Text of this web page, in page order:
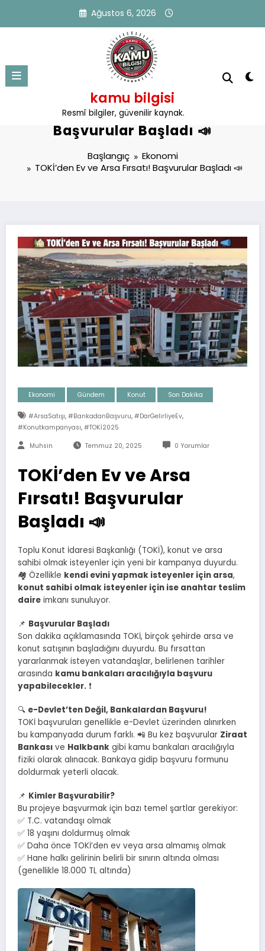
Ağustos 6, 2026
kamu bilgisi
Resmî bilgiler, güvenilir kaynak.
TOKİ’den Ev ve Arsa Fırsatı!
Başvurular Başladı 📣
Başlangıç
Ekonomi
TOKİ’den Ev ve Arsa Fırsatı! Başvurular Başladı 📣
Ekonomi Gündem Konut Son Dakika
#ArsaSatışı, #BankadanBaşvuru, #darGelirliyeEv,
#konutkampanyası, #TOKİ2025
Muhsin Temmuz 20, 2025 0 Yorumlar
TOKİ’den Ev ve Arsa
Fırsatı! Başvurular
Başladı 📣
Toplu Konut İdaresi Başkanlığı (TOKİ), konut ve arsa
sahibi olmak isteyenler için yeni bir kampanya duyurdu.
🏘️ Özellikle kendi evini yapmak isteyenler için arsa,
konut sahibi olmak isteyenler için ise anahtar teslim
daire imkanı sunuluyor.
📌 Başvurular Başladı
Son dakika açıklamasında TOKİ, birçok şehirde arsa ve
konut satışının başladığını duyurdu. Bu fırsattan
yararlanmak isteyen vatandaşlar, belirlenen tarihler
arasında kamu bankaları aracılığıyla başvuru
yapabilecekler. ❗
🔍 e-Devlet’ten Değil, Bankalardan Başvuru!
TOKİ başvuruları genellikle e-Devlet üzerinden alınırken
bu kampanyada durum farklı. 📲 Bu kez başvurular Ziraat
Bankası ve Halkbank gibi kamu bankaları aracılığıyla
fiziki olarak alınacak. Bankaya gidip başvuru formunu
doldurmak yeterli olacak.
📌 Kimler Başvurabilir?
Bu projeye başvurmak için bazı temel şartlar gerekiyor:
✅ T.C. vatandaşı olmak
✅ 18 yaşını doldurmuş olmak
✅ Daha önce TOKİ’den ev veya arsa almamış olmak
✅ Hane halkı gelirinin belirli bir sınırın altında olması
(genellikle 18.000 TL altında)